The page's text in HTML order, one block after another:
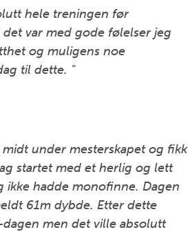
hele treningen før
var med gode følelser jeg
og muligens noe
til dette. "
under mesterskapet og fikk
startet med et herlig og lett
ikke hadde monofinne. Dagen
61m dybde. Etter dette
men det ville absolutt